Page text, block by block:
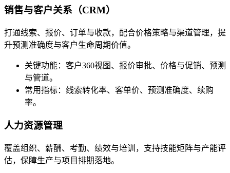
销售与客户关系（CRM）
打通线索、报价、订单与收款，配合价格策略与渠道管理，提
升预测准确度与客户生命周期价值。
关键功能：客户360视图、报价审批、价格与促销、预测
与管道。
常用指标：线索转化率、客单价、预测准确度、续购
率。
人力资源管理
覆盖组织、薪酬、考勤、绩效与培训，支持技能矩阵与产能评
估，保障生产与项目排期落地。